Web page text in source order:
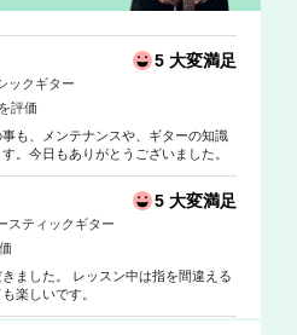
5 大変満足
ックギター
評価
も、メンテナンスや、ギターの知識
。今日もありがとうございました。
5 大変満足
スティックギター
は指を間違える
楽しいです。